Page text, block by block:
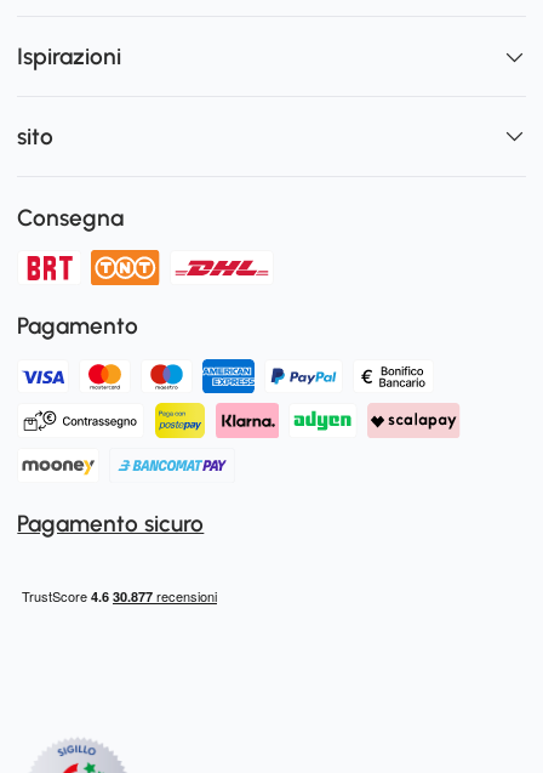
Ispirazioni
sito
Consegna
Pagamento
Pagamento sicuro